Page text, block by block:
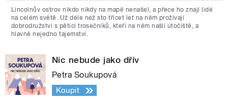
Lincolnův ostrov nikdo nikdy na mapě nenašel, a přece ho znají lidé
na celém světě. Už déle než sto třicet let na něm prožívají
dobrodružství s pěticí trosečníků, kteří na něm našli útočiště, a
hlavně nejedno tajemství.
Nic nebude jako dřív
Petra Soukupová
Koupit